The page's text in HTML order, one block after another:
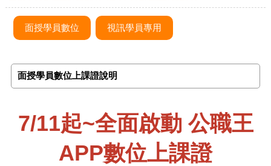
面授學員數位 視訊學員專用
面授學員數位上課證說明
7/11起~全面啟動 公職王
APP數位上課證